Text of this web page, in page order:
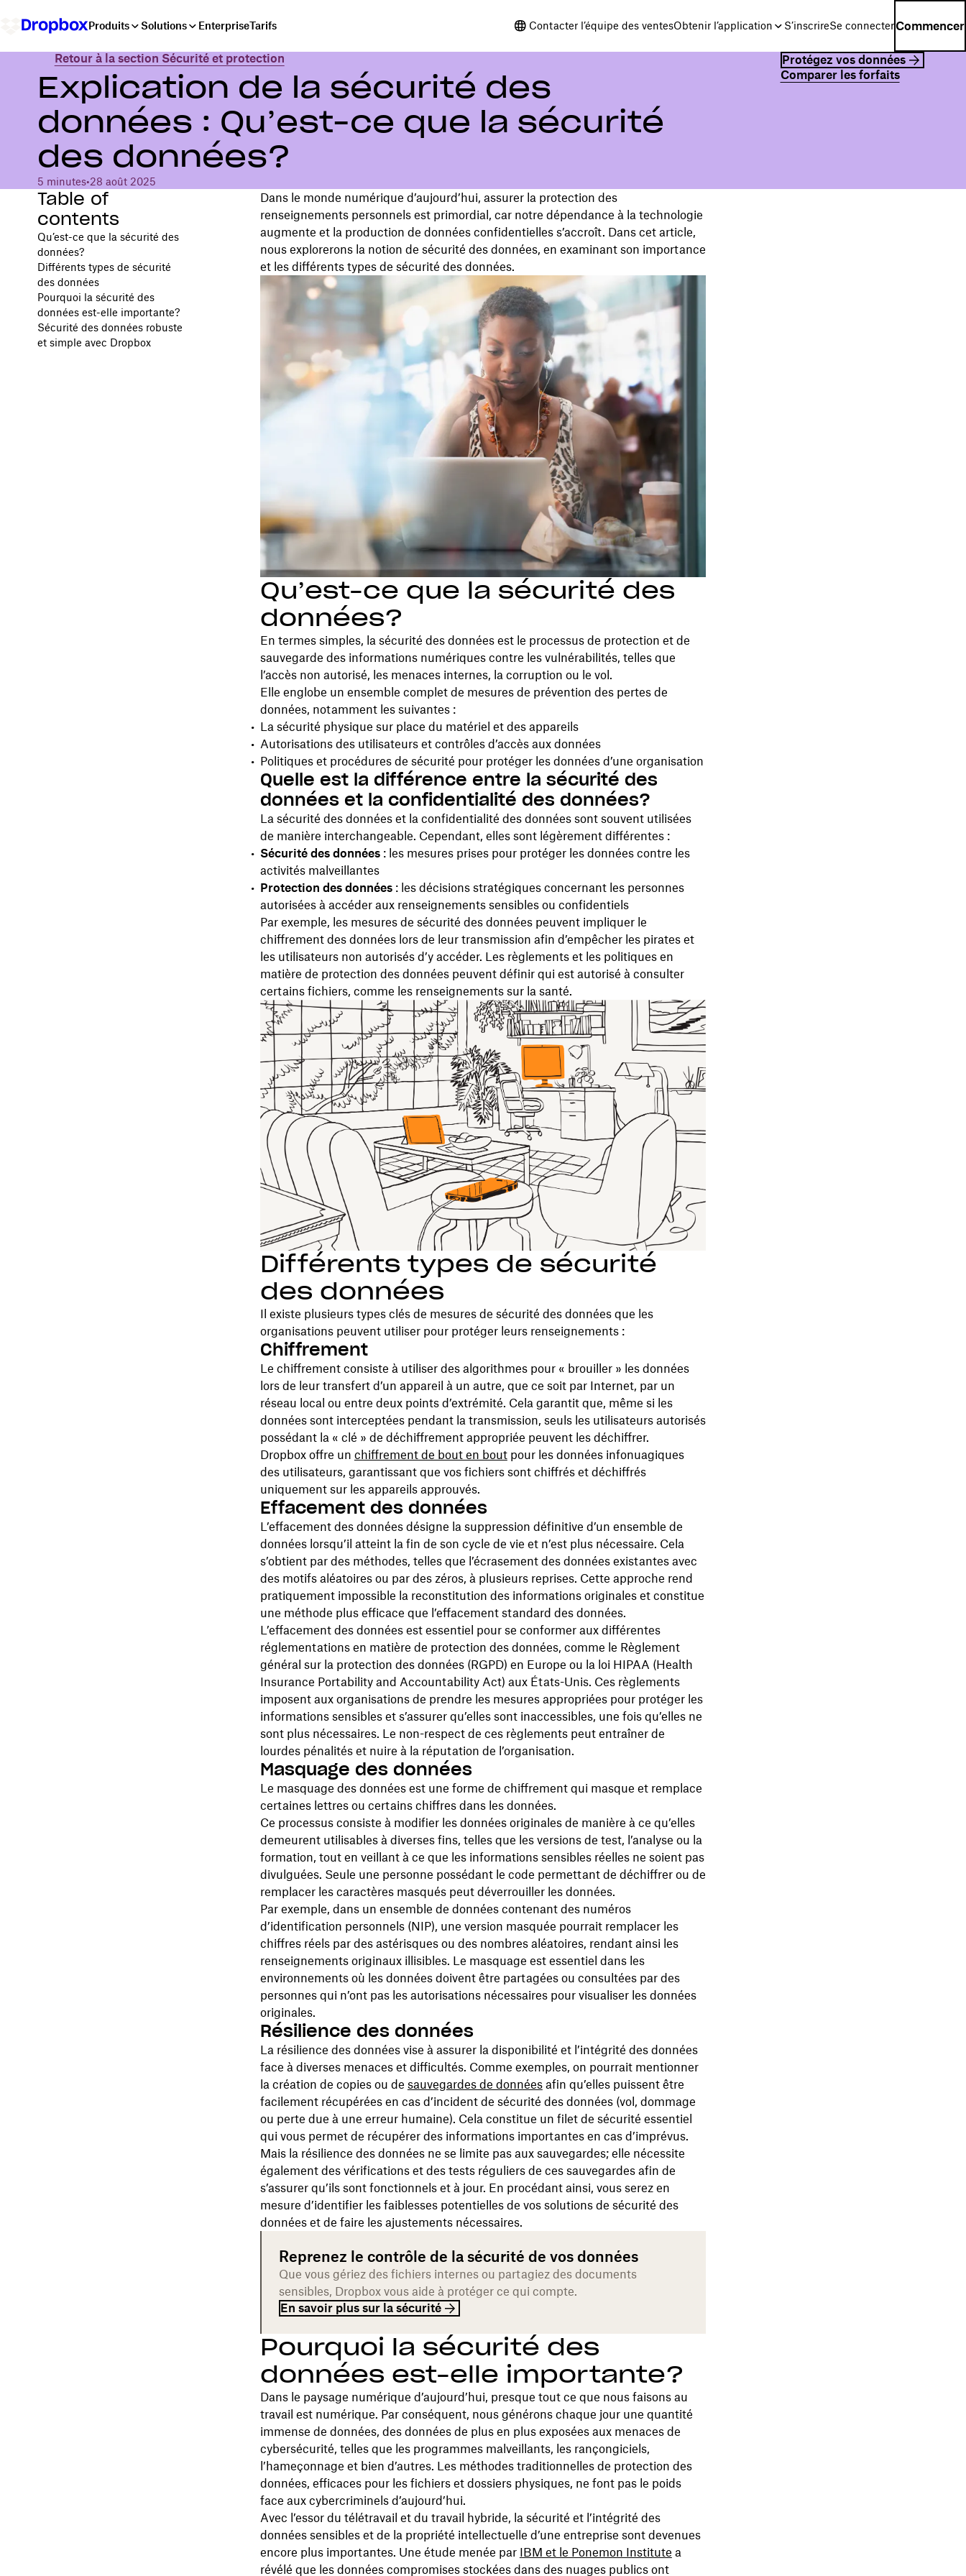
Produits Solutions EnterpriseTarifs Contacter l’équipe des ventesObtenir l’application S’inscrireSe connecterCommencer
Retour à la section Sécurité et protection
Explication de la sécurité des
données : Qu’est-ce que la sécurité
des données?
5 minutes•28 août 2025
Protégez vos données
Comparer les forfaits
Table of
contents
Qu’est-ce que la sécurité des
données?
Différents types de sécurité
des données
Pourquoi la sécurité des
données est-elle importante?
Sécurité des données robuste
et simple avec Dropbox
Dans le monde numérique d’aujourd’hui, assurer la protection des
renseignements personnels est primordial, car notre dépendance à la technologie
augmente et la production de données confidentielles s’accroît. Dans cet article,
nous explorerons la notion de sécurité des données, en examinant son importance
et les différents types de sécurité des données.
Qu’est-ce que la sécurité des
données?
En termes simples, la sécurité des données est le processus de protection et de
sauvegarde des informations numériques contre les vulnérabilités, telles que
l’accès non autorisé, les menaces internes, la corruption ou le vol.
Elle englobe un ensemble complet de mesures de prévention des pertes de
données, notamment les suivantes :
La sécurité physique sur place du matériel et des appareils
Autorisations des utilisateurs et contrôles d’accès aux données
Politiques et procédures de sécurité pour protéger les données d’une organisation
Quelle est la différence entre la sécurité des
données et la confidentialité des données?
La sécurité des données et la confidentialité des données sont souvent utilisées
de manière interchangeable. Cependant, elles sont légèrement différentes :
Sécurité des données: les mesures prises pour protéger les données contre les
activités malveillantes
Protection des données: les décisions stratégiques concernant les personnes
autorisées à accéder aux renseignements sensibles ou confidentiels
Par exemple, les mesures de sécurité des données peuvent impliquer le
chiffrement des données lors de leur transmission afin d’empêcher les pirates et
les utilisateurs non autorisés d’y accéder. Les règlements et les politiques en
matière de protection des données peuvent définir qui est autorisé à consulter
certains fichiers, comme les renseignements sur la santé.
Différents types de sécurité
des données
Il existe plusieurs types clés de mesures de sécurité des données que les
organisations peuvent utiliser pour protéger leurs renseignements :
Chiffrement
Le chiffrement consiste à utiliser des algorithmes pour « brouiller » les données
lors de leur transfert d’un appareil à un autre, que ce soit par Internet, par un
réseau local ou entre deux points d’extrémité. Cela garantit que, même si les
données sont interceptées pendant la transmission, seuls les utilisateurs autorisés
possédant la « clé » de déchiffrement appropriée peuvent les déchiffrer.
Dropbox offre un chiffrement de bout en boutpour les données infonuagiques
des utilisateurs, garantissant que vos fichiers sont chiffrés et déchiffrés
uniquement sur les appareils approuvés.
Effacement des données
L’effacement des données désigne la suppression définitive d’un ensemble de
données lorsqu’il atteint la fin de son cycle de vie et n’est plus nécessaire. Cela
s’obtient par des méthodes, telles que l’écrasement des données existantes avec
des motifs aléatoires ou par des zéros, à plusieurs reprises. Cette approche rend
pratiquement impossible la reconstitution des informations originales et constitue
une méthode plus efficace que l’effacement standard des données.
L’effacement des données est essentiel pour se conformer aux différentes
réglementations en matière de protection des données, comme le Règlement
général sur la protection des données (RGPD) en Europe ou la loi HIPAA (Health
Insurance Portability and Accountability Act) aux États-Unis. Ces règlements
imposent aux organisations de prendre les mesures appropriées pour protéger les
informations sensibles et s’assurer qu’elles sont inaccessibles, une fois qu’elles ne
sont plus nécessaires. Le non-respect de ces règlements peut entraîner de
lourdes pénalités et nuire à la réputation de l’organisation.
Masquage des données
Le masquage des données est une forme de chiffrement qui masque et remplace
certaines lettres ou certains chiffres dans les données.
Ce processus consiste à modifier les données originales de manière à ce qu’elles
demeurent utilisables à diverses fins, telles que les versions de test, l’analyse ou la
formation, tout en veillant à ce que les informations sensibles réelles ne soient pas
divulguées. Seule une personne possédant le code permettant de déchiffrer ou de
remplacer les caractères masqués peut déverrouiller les données.
Par exemple, dans un ensemble de données contenant des numéros
d’identification personnels (NIP), une version masquée pourrait remplacer les
chiffres réels par des astérisques ou des nombres aléatoires, rendant ainsi les
renseignements originaux illisibles. Le masquage est essentiel dans les
environnements où les données doivent être partagées ou consultées par des
personnes qui n’ont pas les autorisations nécessaires pour visualiser les données
originales.
Résilience des données
La résilience des données vise à assurer la disponibilité et l’intégrité des données
face à diverses menaces et difficultés. Comme exemples, on pourrait mentionner
la création de copies ou de sauvegardes de donnéesafin qu’elles puissent être
facilement récupérées en cas d’incident de sécurité des données (vol, dommage
ou perte due à une erreur humaine). Cela constitue un filet de sécurité essentiel
qui vous permet de récupérer des informations importantes en cas d’imprévus.
Mais la résilience des données ne se limite pas aux sauvegardes; elle nécessite
également des vérifications et des tests réguliers de ces sauvegardes afin de
s’assurer qu’ils sont fonctionnels et à jour. En procédant ainsi, vous serez en
mesure d’identifier les faiblesses potentielles de vos solutions de sécurité des
données et de faire les ajustements nécessaires.
Reprenez le contrôle de la sécurité de vos données
Que vous gériez des fichiers internes ou partagiez des documents
sensibles, Dropbox vous aide à protéger ce qui compte.
En savoir plus sur la sécurité
Pourquoi la sécurité des
données est-elle importante?
Dans le paysage numérique d’aujourd’hui, presque tout ce que nous faisons au
travail est numérique. Par conséquent, nous générons chaque jour une quantité
immense de données, des données de plus en plus exposées aux menaces de
cybersécurité, telles que les programmes malveillants, les rançongiciels,
l’hameçonnage et bien d’autres. Les méthodes traditionnelles de protection des
données, efficaces pour les fichiers et dossiers physiques, ne font pas le poids
face aux cybercriminels d’aujourd’hui.
Avec l’essor du télétravail et du travail hybride, la sécurité et l’intégrité des
données sensibles et de la propriété intellectuelle d’une entreprise sont devenues
encore plus importantes. Une étude menée par IBM et le Ponemon Institute a
révélé que les données compromises stockées dans des nuages publics ont